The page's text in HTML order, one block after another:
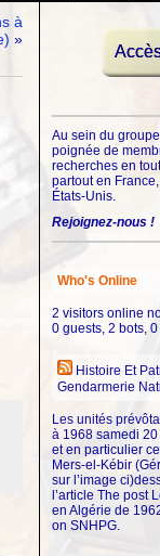
à
»
Au sein du
poignée de
recherches en
partout en
États-Unis.
Rejoignez-nous !
Who's Online
2 visitors online
0 guests, 2 bots, 0
Histoire Et
Gendarmerie
Les unités
à 1968 samedi
et en particulier
Mers-el-Kébir
sur l’image
l’article The post
en Algérie de
on SNHPG.